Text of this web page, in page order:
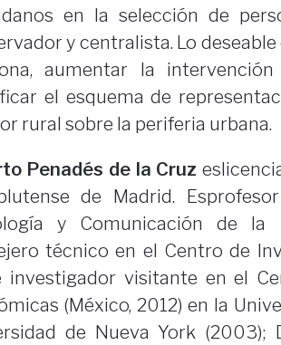
en la selección de
y centralista. Lo
aumentar la
el esquema de
rural sobre la periferia urbana.
Penadés de la Cruz
de Madrid.
y Comunicación de la
técnico en el Centro de
investigador visitante en el
(México, 2012) en la
de Nueva York